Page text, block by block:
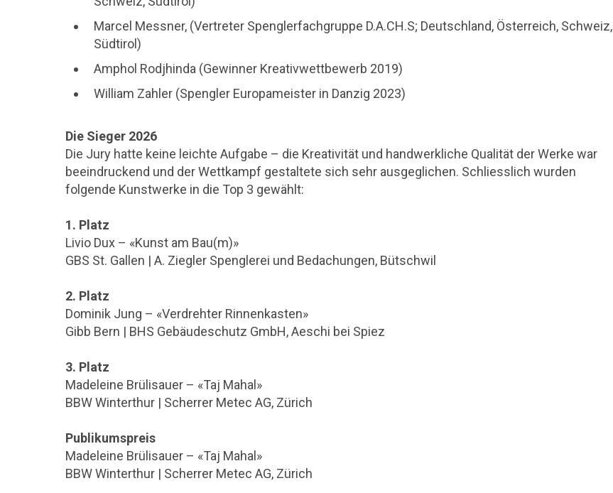
Marcel Messner, (Vertreter Spenglerfachgruppe D.A.CH.S; Deutschland, Österreich, Schweiz,
Südtirol)
Amphol Rodjhinda (Gewinner Kreativwettbewerb 2019)
William Zahler (Spengler Europameister in Danzig 2023)
Die Sieger 2026
Die Jury hatte keine leichte Aufgabe – die Kreativität und handwerkliche Qualität der Werke war
beeindruckend und der Wettkampf gestaltete sich sehr ausgeglichen. Schliesslich wurden
folgende Kunstwerke in die Top 3 gewählt:
1. Platz
Livio Dux – «Kunst am Bau(m)»
GBS St. Gallen | A. Ziegler Spenglerei und Bedachungen, Bütschwil
2. Platz
Dominik Jung – «Verdrehter Rinnenkasten»
Gibb Bern | BHS Gebäudeschutz GmbH, Aeschi bei Spiez
3. Platz
Madeleine Brülisauer – «Taj Mahal»
BBW Winterthur | Scherrer Metec AG, Zürich
Publikumspreis
Madeleine Brülisauer – «Taj Mahal»
BBW Winterthur | Scherrer Metec AG, Zürich